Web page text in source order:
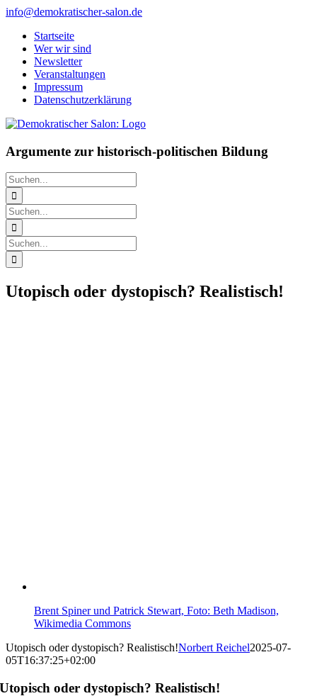
Zum
springen
info@demokratischer-salon.de
Startseite
Wer wir sind
Newsletter
Veranstaltungen
Impressum
Datenschutzerklärung
Argumente zur historisch-politischen Bildung
Suche
nach:
Suche
nach:
Suche
nach:
Utopisch oder dystopisch? Realistisch!
Brent Spiner und Patrick Stewart, Foto: Beth Madison,
Wikimedia Commons
Utopisch oder dystopisch? Realistisch!Norbert Reichel2025-07-
05T16:37:25+02:00
Utopisch oder dystopisch? Realistisch!